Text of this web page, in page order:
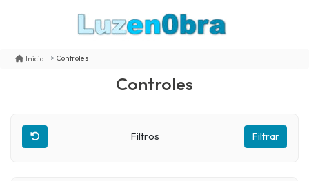
Inicio Controles
Controles
Filtros Filtrar